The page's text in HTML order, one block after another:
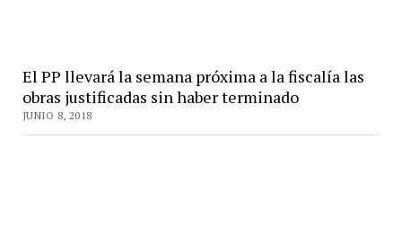
El PP llevará la semana próxima a la fiscalía las
obras justificadas sin haber terminado
JUNIO 8, 2018